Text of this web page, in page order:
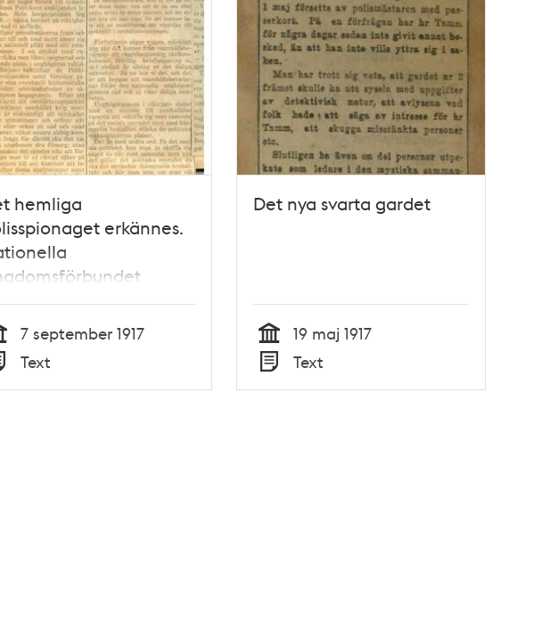
hemliga
erkännes.
sig självt.
7 september 1917
Text
Det nya svarta gardet
Tid
19 maj 1917
Typ
Text